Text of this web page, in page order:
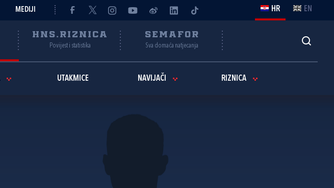
MEDIJI HR EN
HNS.RIZNICA
Povijest i statistika
SEMAFOR
Sva domaća natjecanja
UTAKMICE NAVIJAČI RIZNICA